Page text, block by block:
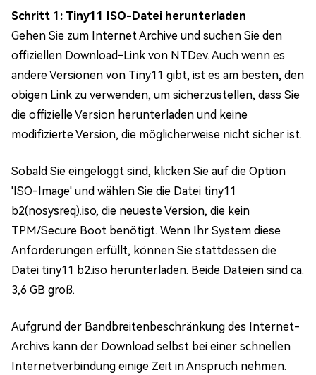
Schritt 1: Tiny11 ISO-Datei herunterladen
Gehen Sie zum Internet Archive und suchen Sie den
offiziellen Download-Link von NTDev. Auch wenn es
andere Versionen von Tiny11 gibt, ist es am besten, den
obigen Link zu verwenden, um sicherzustellen, dass Sie
die offizielle Version herunterladen und keine
modifizierte Version, die möglicherweise nicht sicher ist.
Sobald Sie eingeloggt sind, klicken Sie auf die Option
'ISO-Image' und wählen Sie die Datei tiny11
b2(nosysreq).iso, die neueste Version, die kein
TPM/Secure Boot benötigt. Wenn Ihr System diese
Anforderungen erfüllt, können Sie stattdessen die
Datei tiny11 b2.iso herunterladen. Beide Dateien sind ca.
3,6 GB groß.
Aufgrund der Bandbreitenbeschränkung des Internet-
Archivs kann der Download selbst bei einer schnellen
Internetverbindung einige Zeit in Anspruch nehmen.